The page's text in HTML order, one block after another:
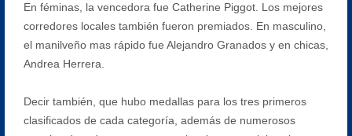
En féminas, la vencedora fue Catherine Piggot. Los mejores
corredores locales también fueron premiados. En masculino,
el manilveño mas rápido fue Alejandro Granados y en chicas,
Andrea Herrera.
Decir también, que hubo medallas para los tres primeros
clasificados de cada categoría, además de numerosos